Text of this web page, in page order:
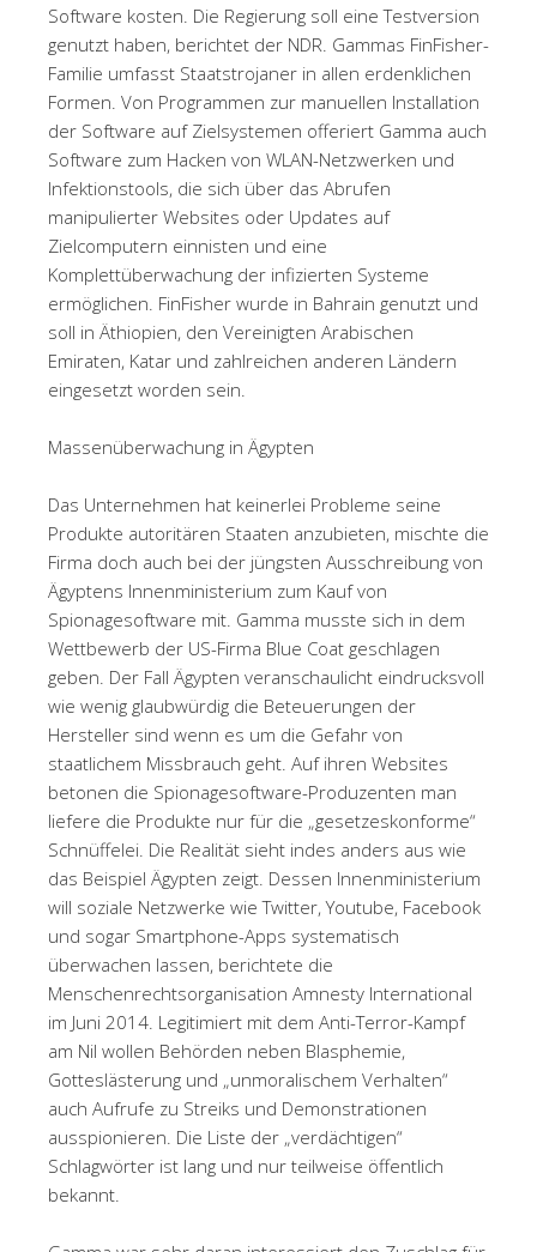
Software kosten. Die Regierung soll eine Testversion
genutzt haben, berichtet der NDR. Gammas FinFisher-
Familie umfasst Staatstrojaner in allen erdenklichen
Formen. Von Programmen zur manuellen Installation
der Software auf Zielsystemen offeriert Gamma auch
Software zum Hacken von WLAN-Netzwerken und
Infektionstools, die sich über das Abrufen
manipulierter Websites oder Updates auf
Zielcomputern einnisten und eine
Komplettüberwachung der infizierten Systeme
ermöglichen. FinFisher wurde in Bahrain genutzt und
soll in Äthiopien, den Vereinigten Arabischen
Emiraten, Katar und zahlreichen anderen Ländern
eingesetzt worden sein.
Massenüberwachung in Ägypten
Das Unternehmen hat keinerlei Probleme seine
Produkte autoritären Staaten anzubieten, mischte die
Firma doch auch bei der jüngsten Ausschreibung von
Ägyptens Innenministerium zum Kauf von
Spionagesoftware mit. Gamma musste sich in dem
Wettbewerb der US-Firma Blue Coat geschlagen
geben. Der Fall Ägypten veranschaulicht eindrucksvoll
wie wenig glaubwürdig die Beteuerungen der
Hersteller sind wenn es um die Gefahr von
staatlichem Missbrauch geht. Auf ihren Websites
betonen die Spionagesoftware-Produzenten man
liefere die Produkte nur für die „gesetzeskonforme“
Schnüffelei. Die Realität sieht indes anders aus wie
das Beispiel Ägypten zeigt. Dessen Innenministerium
will soziale Netzwerke wie Twitter, Youtube, Facebook
und sogar Smartphone-Apps systematisch
überwachen lassen, berichtete die
Menschenrechtsorganisation Amnesty International
im Juni 2014. Legitimiert mit dem Anti-Terror-Kampf
am Nil wollen Behörden neben Blasphemie,
Gotteslästerung und „unmoralischem Verhalten“
auch Aufrufe zu Streiks und Demonstrationen
ausspionieren. Die Liste der „verdächtigen“
Schlagwörter ist lang und nur teilweise öffentlich
bekannt.